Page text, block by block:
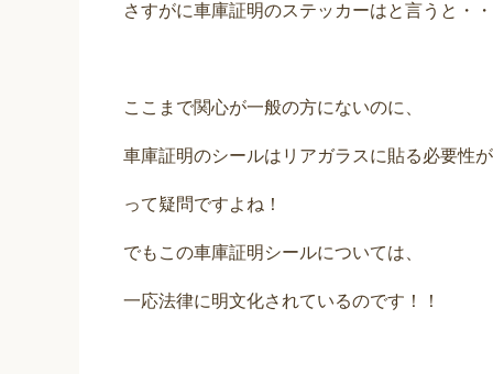
さすがに車庫証明のステッカーはと言うと・・
ここまで関心が一般の方にないのに、
車庫証明のシールはリアガラスに貼る必要性
って疑問ですよね！
でもこの車庫証明シールについては、
一応法律に明文化されているのです！！